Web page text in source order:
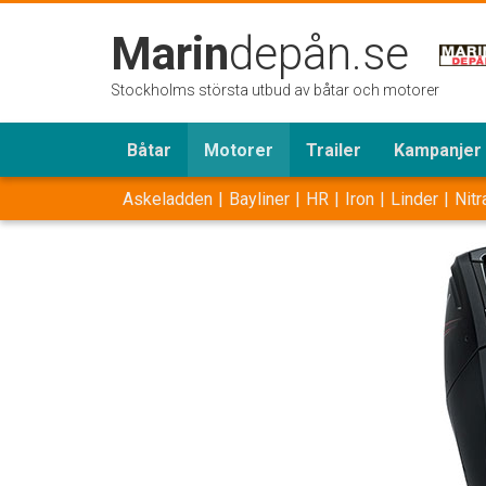
Marindepån.se
Stockholms största utbud av båtar och motorer
Båtar Motorer Trailer Kampanjer
Askeladden Bayliner HR Iron Linder